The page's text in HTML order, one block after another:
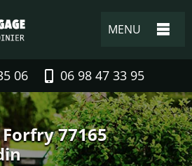
MENU
06 06 98 47 33 95
77165